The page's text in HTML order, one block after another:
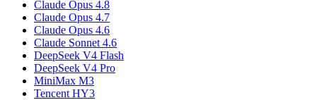
Claude Opus 4.8
Claude Opus 4.7
Claude Opus 4.6
Claude Sonnet 4.6
DeepSeek V4 Flash
DeepSeek V4 Pro
MiniMax M3
Tencent HY3